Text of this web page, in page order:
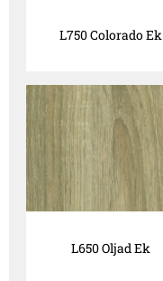
L750 Colorado Ek
L650 Oljad Ek